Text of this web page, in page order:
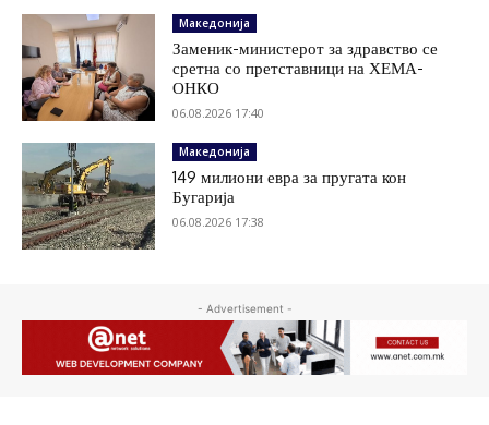
Македонија
Заменик-министерот за здравство се
сретна со претставници на ХЕМА-
ОНКО
06.08.2026 17:40
Македонија
149 милиони евра за пругата кон
Бугарија
06.08.2026 17:38
- Advertisement -